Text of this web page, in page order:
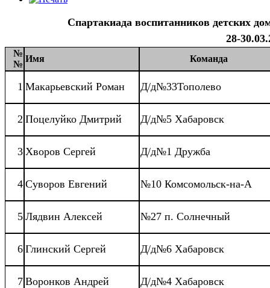
Спартакиада воспитанников
28-
№
№
Имя Команда
1 Макарьевский Роман Д/д№33Тополево
2 Поцелуйко Дмитрий Д/д№5 Хабаровск
3 Хворов Сергей Д/д№1 Дружба
4 Суворов Евгений №10 Комсомольск-на-А
5 Лядвин Алексей №27 п. Солнечный
6 Глинский Сергей Д/д№6 Хабаровск
7 Воронков Андрей Д/д№4 Хабаровск